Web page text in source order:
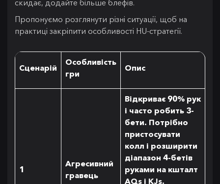
скидає, додайте більше блефів.
Пропонуємо розглянути різні ситуації, щоб на
практиці закріпити особливості HU-стратегії.
Сценарій
Особливість
гри
Опис
1
Агресивний
гравець
Відкриває 90% рук
і часто робить 3-
бети. Потрібно
пристосувати
колл і розширити
діапазон 4-бетів
руками на кшталт
AQs і KJs.